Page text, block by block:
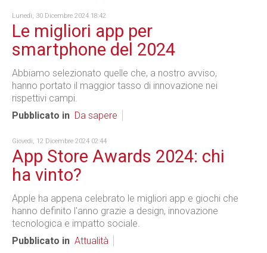
Lunedì, 30 Dicembre 2024 18:42
Le migliori app per
smartphone del 2024
Abbiamo selezionato quelle che, a nostro avviso,
hanno portato il maggior tasso di innovazione nei
rispettivi campi.
Pubblicato in Da sapere
Giovedì, 12 Dicembre 2024 02:44
App Store Awards 2024: chi
ha vinto?
Apple ha appena celebrato le migliori app e giochi che
hanno definito l'anno grazie a design, innovazione
tecnologica e impatto sociale.
Pubblicato in Attualità